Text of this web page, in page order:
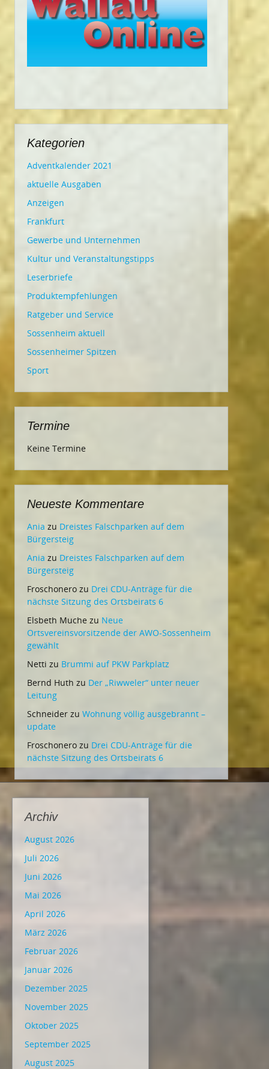
Kategorien
Adventkalender 2021
aktuelle Ausgaben
Anzeigen
Frankfurt
Gewerbe und Unternehmen
Kultur und Veranstaltungstipps
Leserbriefe
Produktempfehlungen
Ratgeber und Service
Sossenheim aktuell
Sossenheimer Spitzen
Sport
Termine
Keine Termine
Neueste Kommentare
Ania zu Dreistes Falschparken auf dem
Bürgersteig
Ania zu Dreistes Falschparken auf dem
Bürgersteig
Froschonero zu Drei CDU-Anträge für die
nächste Sitzung des Ortsbeirats 6
Elsbeth Muche zu Neue
Ortsvereinsvorsitzende der AWO-Sossenheim
gewählt
Netti zu Brummi auf PKW Parkplatz
Bernd Huth zu Der „Riwweler“ unter neuer
Leitung
Schneider zu Wohnung völlig ausgebrannt –
update
Froschonero zu Drei CDU-Anträge für die
nächste Sitzung des Ortsbeirats 6
Archiv
August 2026
Juli 2026
Juni 2026
Mai 2026
April 2026
März 2026
Februar 2026
Januar 2026
Dezember 2025
November 2025
Oktober 2025
September 2025
August 2025